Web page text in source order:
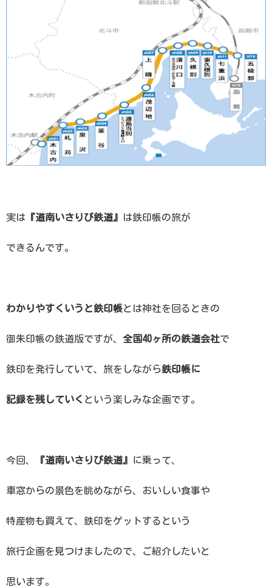
実は 『道南いさりび鉄道』 は鉄印帳の旅が
できるんです。
わかりやすくいうと鉄印帳とは神社を回るときの
御朱印帳の鉄道版ですが、 全国40ヶ所の鉄道会社で
鉄印を発行していて、旅をしながら鉄印帳に
記録を残していく という楽しみな企画です。
今回、 『道南いさりび鉄道』 に乗って、
車窓からの景色を眺めながら、おいしい食事や
特産物も買えて、鉄印をゲットするという
旅行企画を見つけましたので、ご紹介したいと
思います。